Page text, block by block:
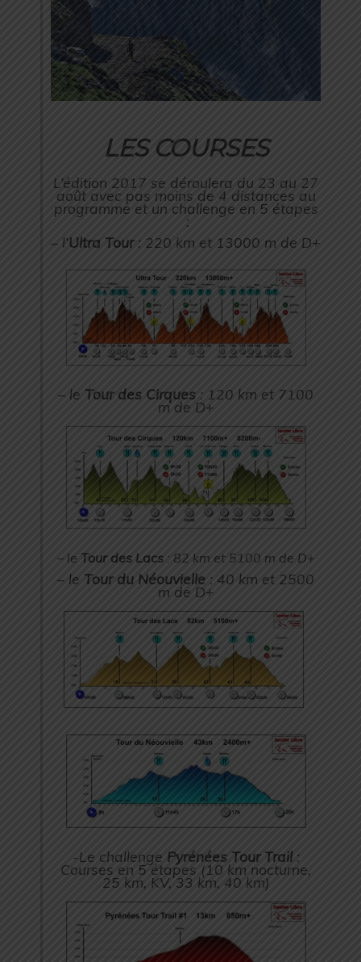
LES COURSES
L’édition 2017 se déroulera du 23 au 27
août avec pas moins de 4 distances au
programme et un challenge en 5 étapes
:
– l’Ultra Tour: 220 km et 13000 m de D+
– le Tour des Cirques : 120 km et 7100
m de D+
– le Tour des Lacs: 82 km et 5100 m de D+
– le Tour du Néouvielle : 40 km et 2500
m de D+
-Le challenge Pyrénées Tour Trail:
Courses en 5 étapes (10 km nocturne,
25 km, KV, 33 km, 40 km)